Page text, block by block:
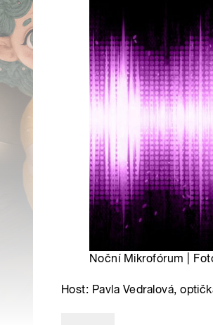
Noční Mikrofórum |
Host: Pavla Vedralová,